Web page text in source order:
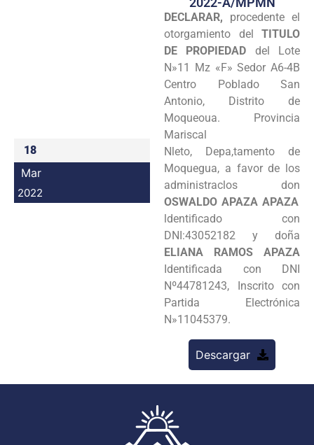
Seguridad
Programas
Intranet
18
Mar
2022
DECLARAR, procedente el
otorgamiento del TITULO
DE PROPIEDAD del Lote
N»11 Mz «F» Sedor A6-4B
Centro Poblado San
Antonio, Distrito de
Moqueoua. Provincia
Mariscal
Nleto, Depa,tamento de
Moquegua, a favor de los
administraclos don
OSWALDO APAZA APAZA
ldentificado con
DNI:43052182 y doña
ELIANA RAMOS APAZA
Identificada con DNI
Nº44781243, Inscrito con
Partida Electrónica
N»11045379.
Descargar